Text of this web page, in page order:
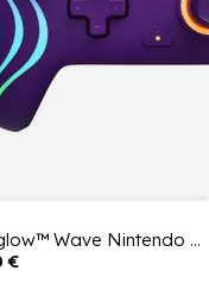
Afterglow™ Wave Nintendo Wireless Controller: Purple with Motion
€